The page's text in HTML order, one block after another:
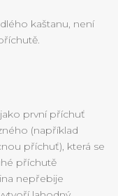
kaštanu, není
první příchuť
(například
příchuť), která se
příchutě
nepřebije